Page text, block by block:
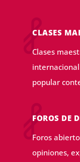
CLASES
Clases
popular
FOROS DE
Foros
opiniones,